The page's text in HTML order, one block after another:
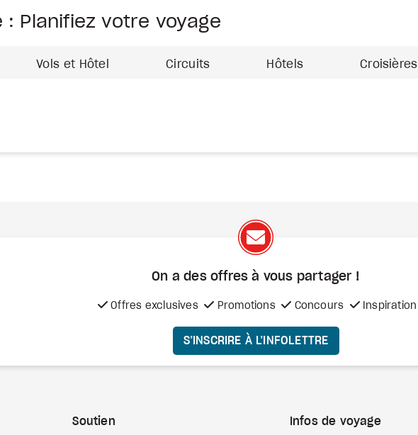
: Planifiez votre voyage
Vols et Hôtel Circuits Hôtels Croisières
On a des offres à vous partager !
Offres exclusives Promotions Concours Inspiration
S’INSCRIRE À L’INFOLETTRE
Soutien Infos de voyage